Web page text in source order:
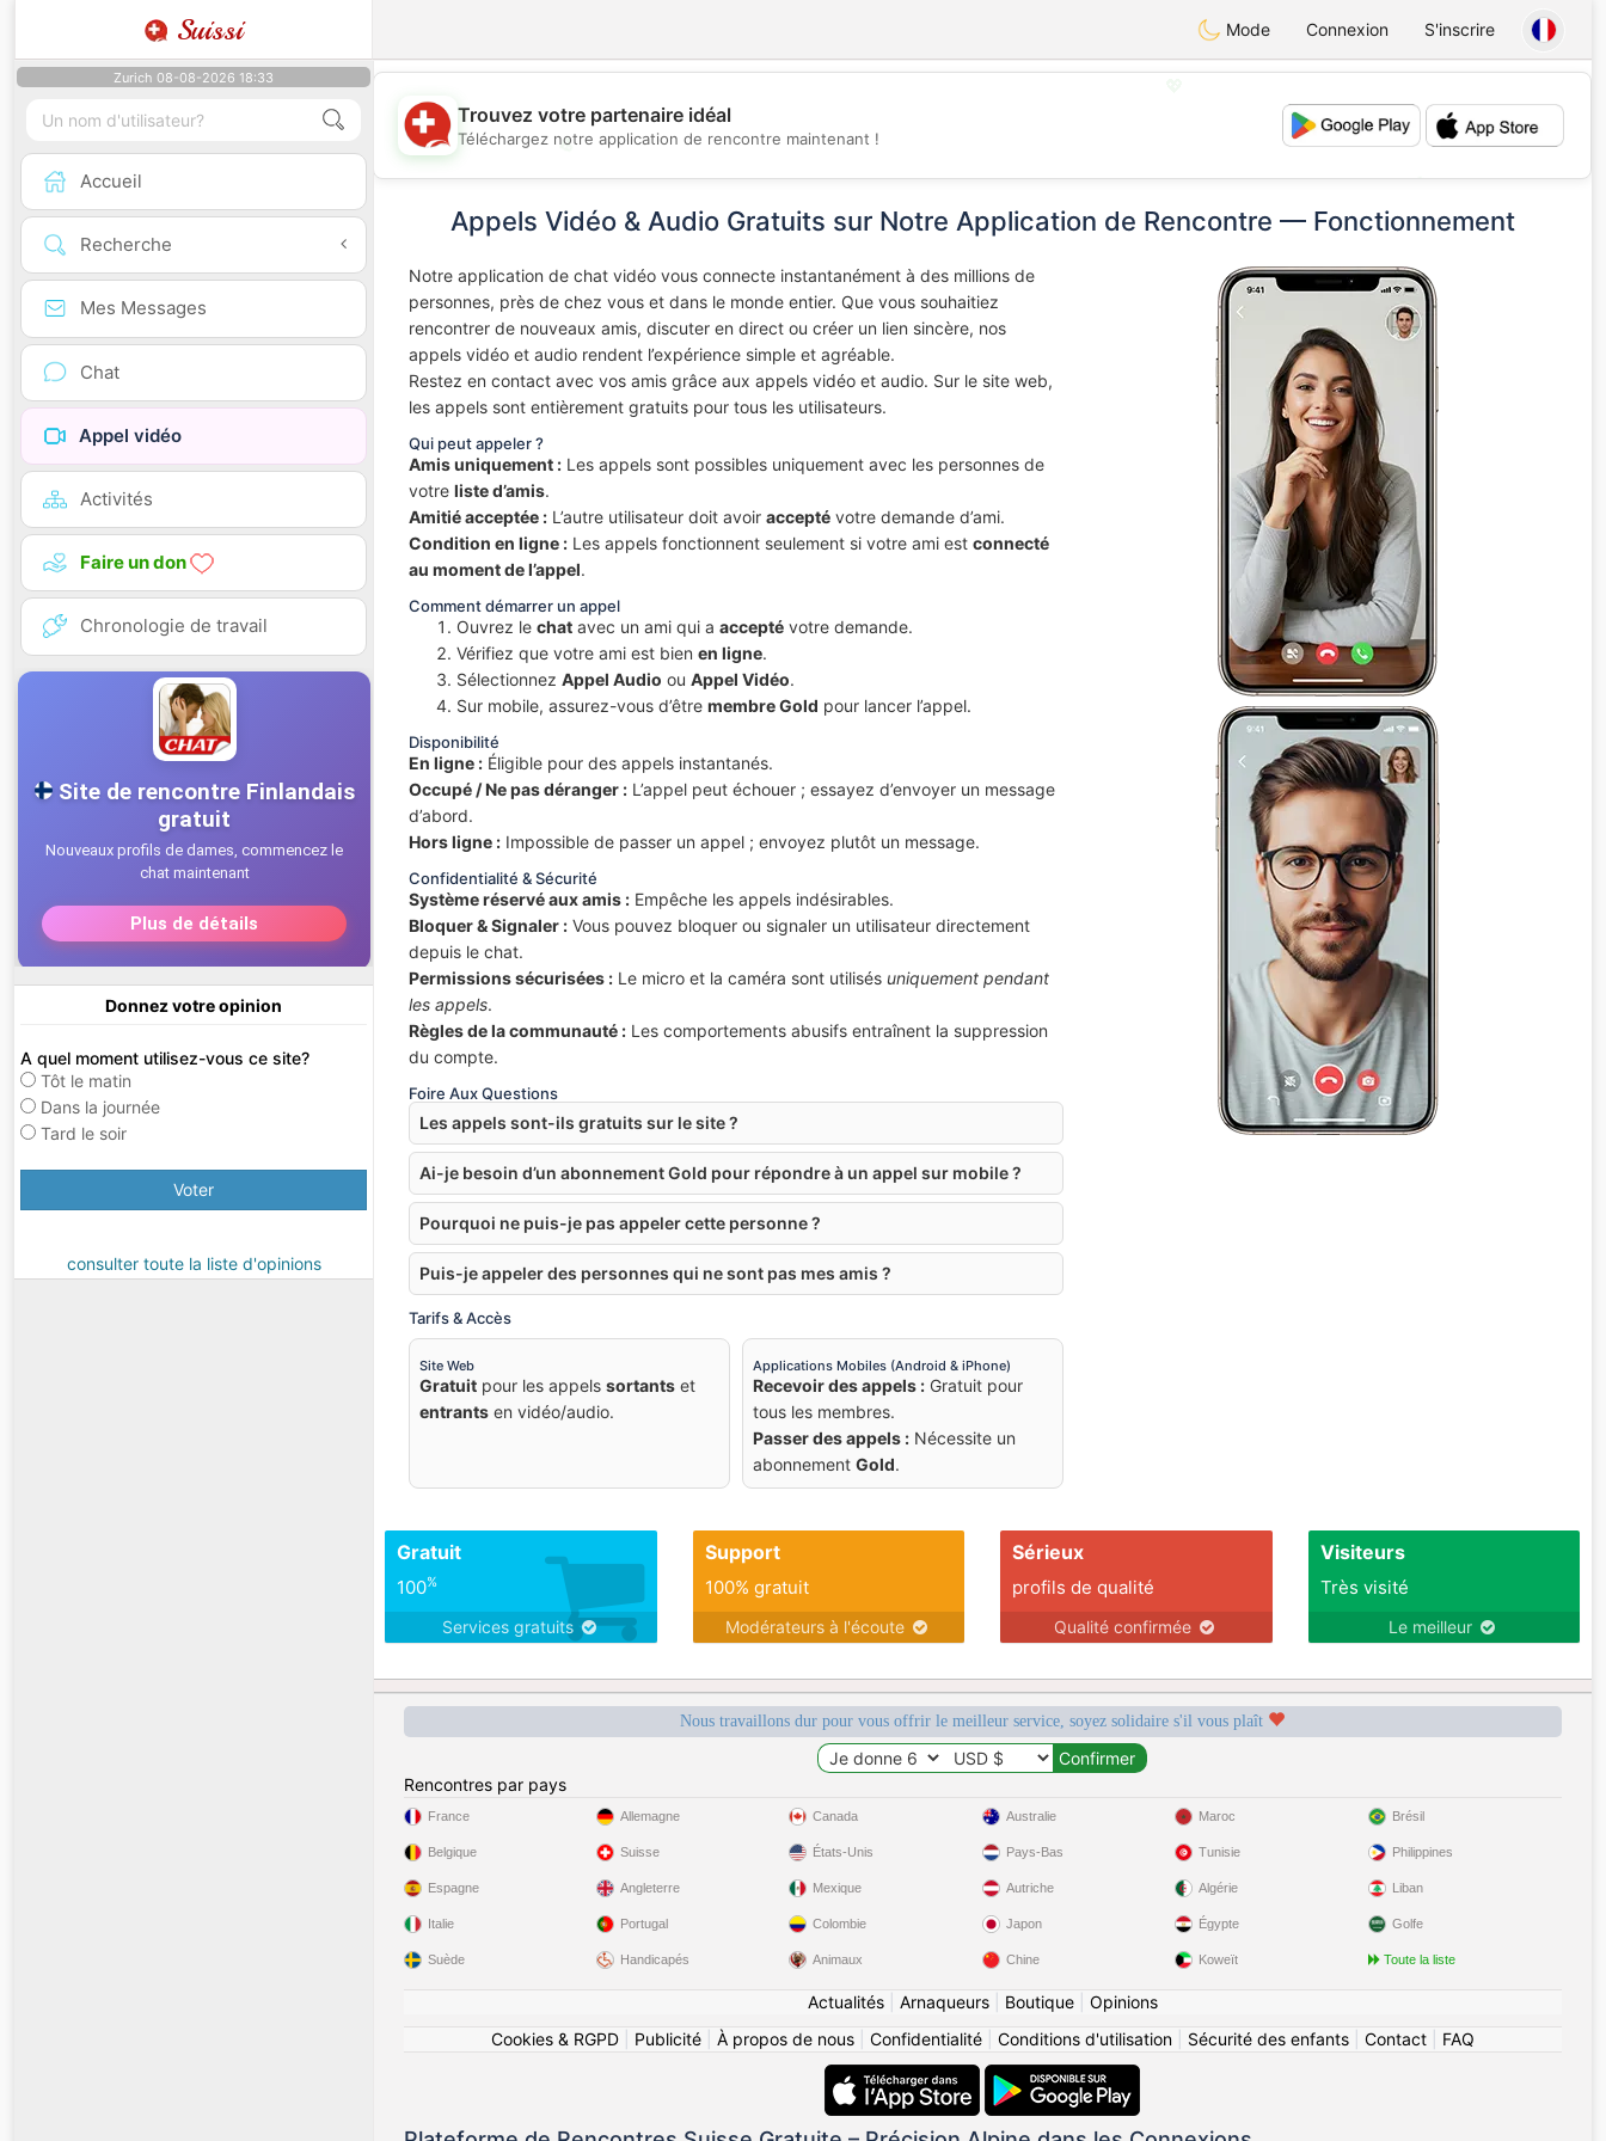
Suissi Mode Connexion S'inscrire
Zurich 08-08-2026 18:33
Accueil
Recherche
Mes Messages
Chat
Appel vidéo
Activités
Faire un don
Chronologie de travail
Donnez votre opinion
A quel moment utilisez-vous ce site?
Tôt le matin
Dans la journée
Tard le soir
Voter
consulter toute la liste d'opinions
💖
💕
Trouvez votre partenaire idéal
Téléchargez notre application de rencontre maintenant !
Appels Vidéo & Audio Gratuits sur Notre Application de Rencontre — Fonctionnement
Notre application de chat vidéo vous connecte instantanément à des millions de
personnes, près de chez vous et dans le monde entier. Que vous souhaitiez
rencontrer de nouveaux amis, discuter en direct ou créer un lien sincère, nos
appels vidéo et audio rendent l’expérience simple et agréable.
Restez en contact avec vos amis grâce aux appels vidéo et audio. Sur le site web,
les appels sont entièrement gratuits pour tous les utilisateurs.
Qui peut appeler ?
Amis uniquement : Les appels sont possibles uniquement avec les personnes de
votre liste d’amis.
Amitié acceptée : L’autre utilisateur doit avoir accepté votre demande d’ami.
Condition en ligne : Les appels fonctionnent seulement si votre ami est connecté
au moment de l’appel.
Comment démarrer un appel
Ouvrez le chat avec un ami qui a accepté votre demande.
Vérifiez que votre ami est bien en ligne.
Sélectionnez Appel Audio ou Appel Vidéo.
Sur mobile, assurez-vous d’être membre Gold pour lancer l’appel.
Disponibilité
En ligne : Éligible pour des appels instantanés.
Occupé / Ne pas déranger : L’appel peut échouer ; essayez d’envoyer un message
d’abord.
Hors ligne : Impossible de passer un appel ; envoyez plutôt un message.
Confidentialité & Sécurité
Système réservé aux amis : Empêche les appels indésirables.
Bloquer & Signaler : Vous pouvez bloquer ou signaler un utilisateur directement
depuis le chat.
Permissions sécurisées : Le micro et la caméra sont utilisés uniquement pendant
les appels.
Règles de la communauté : Les comportements abusifs entraînent la suppression
du compte.
Foire Aux Questions
Les appels sont-ils gratuits sur le site ?
Ai-je besoin d’un abonnement Gold pour répondre à un appel sur mobile ?
Pourquoi ne puis-je pas appeler cette personne ?
Puis-je appeler des personnes qui ne sont pas mes amis ?
Tarifs & Accès
Site Web
Gratuit pour les appels sortants et
entrants en vidéo/audio.
Applications Mobiles (Android & iPhone)
Recevoir des appels :Gratuit pour
tous les membres.
Passer des appels :Nécessite un
abonnement Gold.
Gratuit
100%
Services gratuits
Support
100% gratuit
Modérateurs à l'écoute
Sérieux
profils de qualité
Qualité confirmée
Visiteurs
Très visité
Le meilleur
Nous travaillons dur pour vous offrir le meilleur service, soyez solidaire s'il vous plaît
Rencontres par pays
France
Belgique
Espagne
Italie
Suède
Allemagne
Suisse
Angleterre
Portugal
Handicapés
Canada
États-Unis
Mexique
Colombie
Animaux
Australie
Pays-Bas
Autriche
Japon
Chine
Maroc
Tunisie
Algérie
Égypte
Koweït
Brésil
Philippines
Liban
Golfe
Toute la liste
Actualités| Arnaqueurs| Boutique| Opinions
Cookies & RGPD| Publicité| À propos de nous| Confidentialité| Conditions d'utilisation| Sécurité des enfants| Contact| FAQ